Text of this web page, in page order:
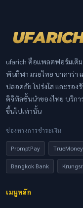
ufarich คือแพลตฟอร์มเดิ
พันกีฬา มวยไทย บาคาร่า
ปลอดภัย โปร่งใส และรอง
ดิจิทัลชั้นนำของไทย บริกา
ขึ้นไปเท่านั้น
ช่องทางการชำระเงิน
PromptPay TrueMoney
Bangkok Bank Krungsri
เมนูหลัก